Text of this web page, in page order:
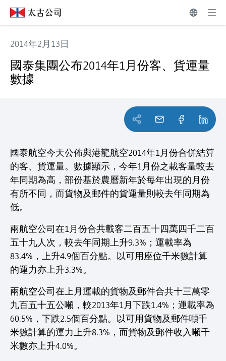
2014年2月13日
國泰集團公布2014年1月份客、貨運量
數據
國泰航空今天公佈與港龍航空2014年1月份合併結算
的客、貨運量。數據顯示，今年1月份之載客量較去
年同期為高，部份基於農曆新年於每年出現的月份
有所不同，而貨物及郵件的貨運量則較去年同期為
低。
兩航空公司在1月份合共載客二百五十四萬四千二百
五十九人次，較去年同期上升9.3%；運載率為
83.4%，上升4.9個百分點。以可用座位千米數計算
的運力亦上升3.3%。
兩航空公司在上月運載的貨物及郵件合共十三萬零
九百五十五公噸，較2013年1月下跌1.4%；運載率為
60.5%，下跌2.5個百分點。以可用貨物及郵件噸千
米數計算的運力上升8.3%，而貨物及郵件收入噸千
米數亦上升4.0%。